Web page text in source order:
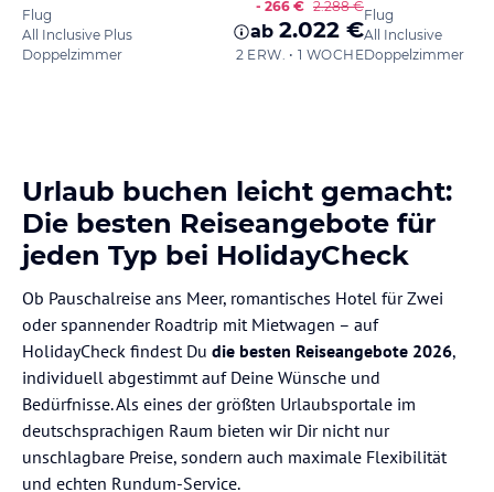
Flug
All Inclusive Plus
Doppelzimmer
- 266 € 2.288 €
ab 2.022 €
2 ERW. • 1 WOCHE
Flug
All Inclusive
Doppelzimmer
Urlaub buchen leicht gemacht:
Die besten Reiseangebote für
jeden Typ bei HolidayCheck
Ob Pauschalreise ans Meer, romantisches Hotel für Zwei
oder spannender Roadtrip mit Mietwagen – auf
HolidayCheck findest Du die besten Reiseangebote 2026,
individuell abgestimmt auf Deine Wünsche und
Bedürfnisse. Als eines der größten Urlaubsportale im
deutschsprachigen Raum bieten wir Dir nicht nur
unschlagbare Preise, sondern auch maximale Flexibilität
und echten Rundum-Service.